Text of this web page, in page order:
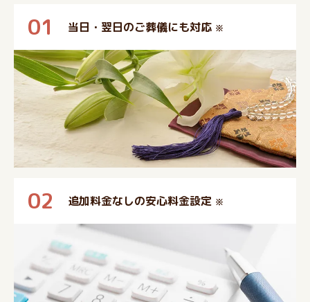
01 当日・翌日のご葬儀にも対応 ※
02 追加料金なしの安心料金設定 ※